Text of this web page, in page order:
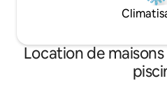
Location de